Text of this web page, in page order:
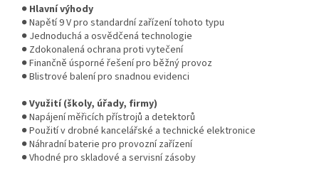
● Hlavní výhody
● Napětí 9 V pro standardní zařízení tohoto typu
● Jednoduchá a osvědčená technologie
● Zdokonalená ochrana proti vytečení
● Finančně úsporné řešení pro běžný provoz
● Blistrové balení pro snadnou evidenci
●Využití (školy, úřady, firmy)
● Napájení měřicích přístrojů a detektorů
● Použití v drobné kancelářské a technické elektronice
● Náhradní baterie pro provozní zařízení
● Vhodné pro skladové a servisní zásoby